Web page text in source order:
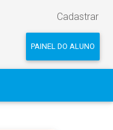
Cadastrar
PAINEL DO ALUNO